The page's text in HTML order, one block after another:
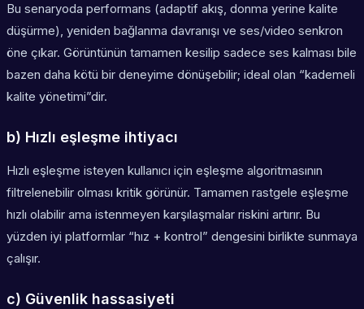
Bu senaryoda performans (adaptif akış, donma yerine kalite
düşürme), yeniden bağlanma davranışı ve ses/video senkron
öne çıkar. Görüntünün tamamen kesilip sadece ses kalması bile
bazen daha kötü bir deneyime dönüşebilir; ideal olan “kademeli
kalite yönetimi”dir.
b) Hızlı eşleşme ihtiyacı
Hızlı eşleşme isteyen kullanıcı için eşleşme algoritmasının
filtrelenebilir olması kritik görünür. Tamamen rastgele eşleşme
hızlı olabilir ama istenmeyen karşılaşmalar riskini artırır. Bu
yüzden iyi platformlar “hız + kontrol” dengesini birlikte sunmaya
çalışır.
c) Güvenlik hassasiyeti